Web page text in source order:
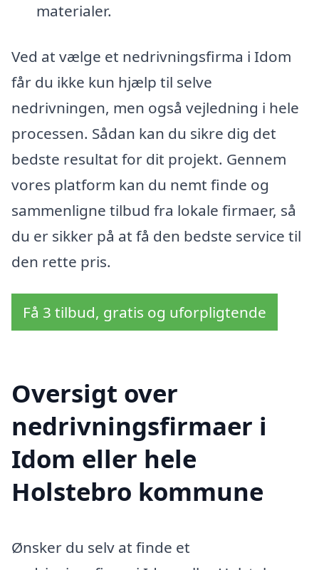
materialer.
Ved at vælge et nedrivningsfirma i Idom
får du ikke kun hjælp til selve
nedrivningen, men også vejledning i hele
processen. Sådan kan du sikre dig det
bedste resultat for dit projekt. Gennem
vores platform kan du nemt finde og
sammenligne tilbud fra lokale firmaer, så
du er sikker på at få den bedste service til
den rette pris.
Få 3 tilbud, gratis og uforpligtende
Oversigt over
nedrivningsfirmaer i
Idom eller hele
Holstebro kommune
Ønsker du selv at finde et